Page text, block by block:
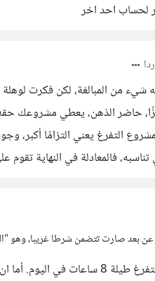
لحساب احد اخر
من المبالغة، لكن فكرت
حاضر الذهن، يعطي مشروعك
التفرغ يعني التزامًا أكبر،
فالمعادلة في النهاية
بعد صارت تتضمن شرطا غريبا، وهو
أعتقد أن المقصود بالتفرغ الكامل هنا